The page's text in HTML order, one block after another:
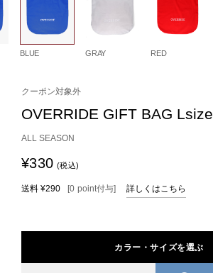
BLUE GRAY RED
クーポン対象外
OVERRIDE GIFT BAG Lsize
ALL SEASON
¥330 (税込)
送料 ¥290 [0 point付与] 詳しくはこちら
カラー・サイズを選ぶ